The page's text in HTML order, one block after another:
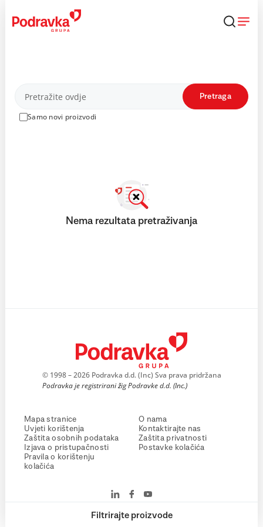
content
Proizvodi
Samo novi proizvodi
Pretraga
Filtrirajte proizvode
Nema rezultata pretraživanja
© 1998 – 2026 Podravka d.d. (Inc) Sva prava pridržana
Podravka je registrirani žig Podravke d.d. (Inc.)
Mapa stranice
Uvjeti korištenja
Zaštita osobnih podataka
Izjava o pristupačnosti
Pravila o korištenju
kolačića
O nama
Kontaktirajte nas
Zaštita privatnosti
Postavke kolačića